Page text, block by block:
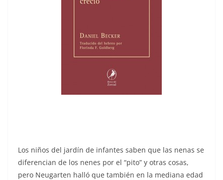
Los niños del jardín de infantes saben que las nenas se
diferencian de los nenes por el “pito” y otras cosas,
pero Neugarten halló que también en la mediana edad